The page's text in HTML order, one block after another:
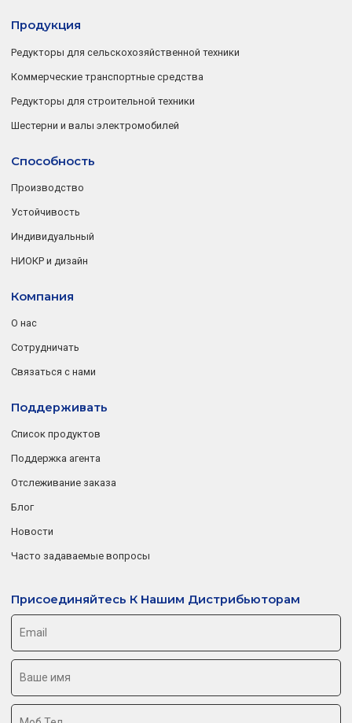
Продукция
Редукторы для сельскохозяйственной техники
Коммерческие транспортные средства
Редукторы для строительной техники
Шестерни и валы электромобилей
Способность
Производство
Устойчивость
Индивидуальный
НИОКР и дизайн
Компания
О нас
Сотрудничать
Связаться с нами
Поддерживать
Список продуктов
Поддержка агента
Отслеживание заказа
Блог
Новости
Часто задаваемые вопросы
Присоединяйтесь К Нашим Дистрибьюторам